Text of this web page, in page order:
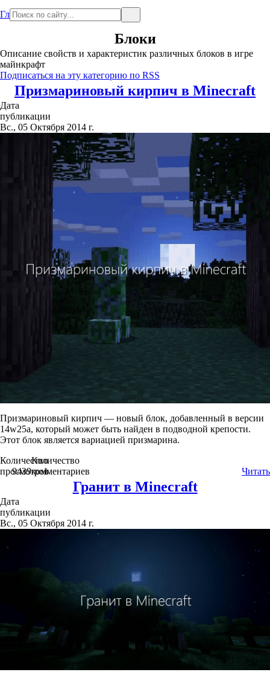
Главная
Блоки
Описание свойств и характеристик различных блоков в игре
майнкрафт
Подписаться на эту категорию по RSS
Призмариновый кирпич в Minecraft
Дата
публикации
Вс., 05 Октября 2014 г.
Призмариновый кирпич — новый блок, добавленный в версии
14w25a, который может быть найден в подводной крепости.
Этот блок является вариацией призмарина.
Количество
просмотров
9439
Количество
комментариев
1 Читать
Гранит в Minecraft
Дата
публикации
Вс., 05 Октября 2014 г.